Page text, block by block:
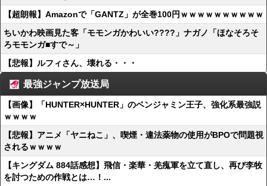
【超朗報】Amazonで「GANTZ」が全巻100円ｗｗｗｗｗｗｗｗｗｗ
ちいかわ映画見た客「モモンガかわいい????」ナガノ「ほなそろそ
ろモモンガ■すで～」
【悲報】ルフィさん、壊れる・・・
最強ジャンプ放送局
【画像】「HUNTER×HUNTER」のベンジャミン王子、強化系最強説
ｗｗｗｗ
【悲報】アニメ「ヤニねこ」、喫煙・違法薬物の使用がBPOで問題視
されるｗｗｗｗ
【キングダム 884話感想】飛信・楽華・羌瘣軍を立て直し、再び李牧
を討つための作戦とは…！...